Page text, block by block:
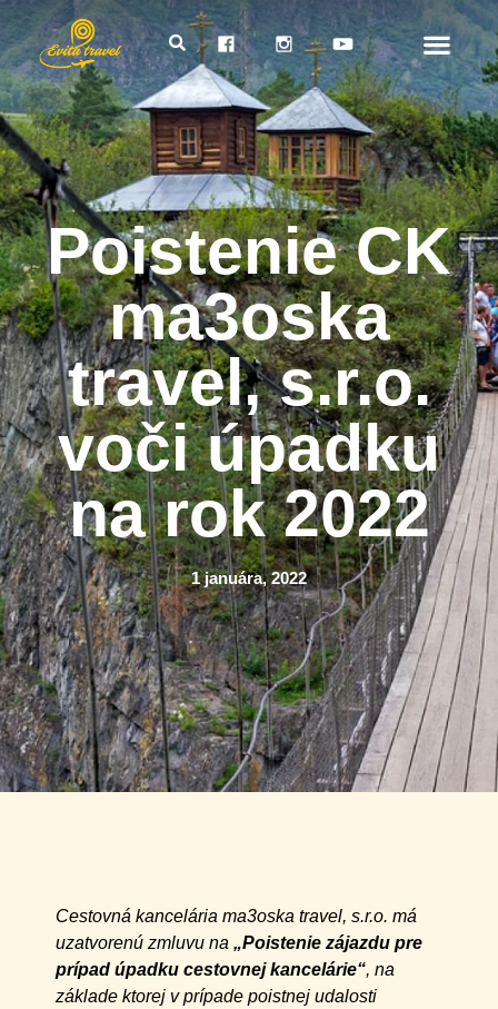
Poistenie CK
ma3oska
travel, s.r.o.
voči úpadku
na rok 2022
1 januára, 2022
Cestovná kancelária ma3oska travel, s.r.o. má
uzatvorenú zmluvu na „Poistenie zájazdu pre
prípad úpadku cestovnej kancelárie“, na
základe ktorej v prípade poistnej udalosti